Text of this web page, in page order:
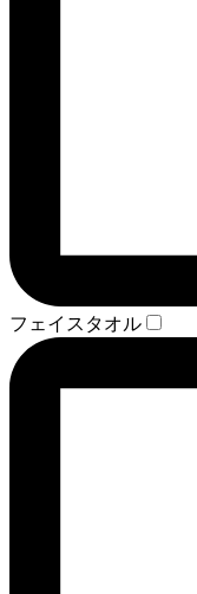
フェイスタオル